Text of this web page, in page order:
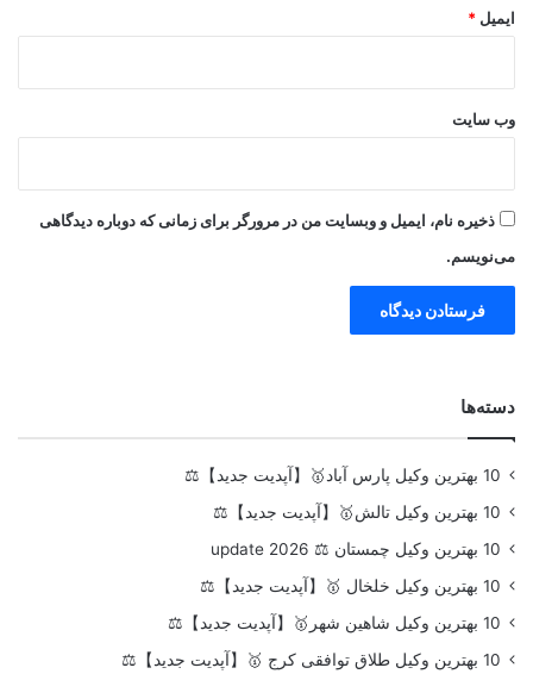
ایمیل *
وب‌ سایت
ذخیره نام، ایمیل و وبسایت من در مرورگر برای زمانی که دوباره دیدگاهی
می‌نویسم.
دسته‌ها
10 بهترین وکیل پارس آباد🥇【آپدیت جدید】⚖️
10 بهترین وکیل تالش🥇【آپدیت جدید】⚖️
10 بهترین وکیل چمستان ⚖️ update 2026
10 بهترین وکیل خلخال 🥇【آپدیت جدید】⚖️
10 بهترین وکیل شاهین شهر🥇【آپدیت جدید】⚖️
10 بهترین وکیل طلاق توافقی کرج 🥇【آپدیت جدید】⚖️